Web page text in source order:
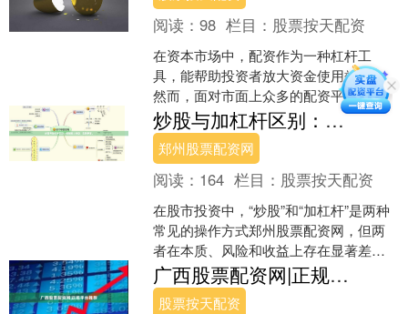
阅读：98 栏目： 股票按天配资
在资本市场中，配资作为一种杠杆工
具，能帮助投资者放大资金使用效率。
然而，面对市面上众多的配资平台，如
何挑选出**可靠配资平台**成为每位投资
者的必修课。本文将为....
炒股与加杠杆区别：借钱放大收益，风险更高。
郑州股票配资网
阅读： 164 栏目： 股票按天配资
在股市投资中，“炒股”和“加杠杆”是两种
常见的操作方式郑州股票配资网，但两
者在本质、风险和收益上存在显著差
异。许多投资者容易混淆概念，甚至误
以为加杠杆只是“多借....
广西股票配资网|正规平台推荐
股票按天配资